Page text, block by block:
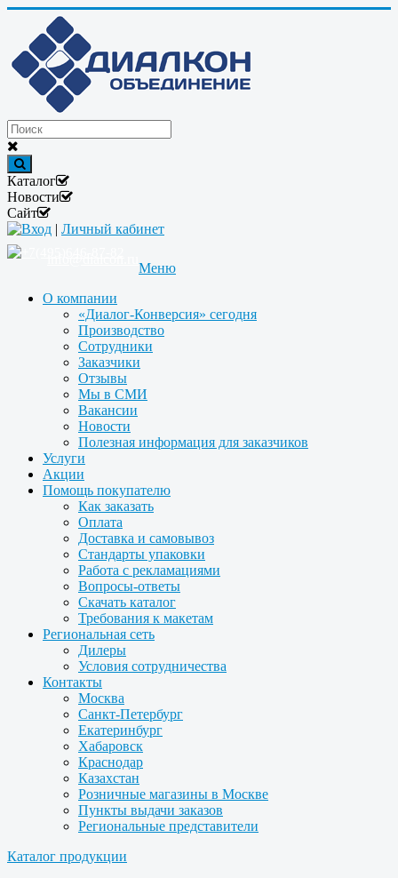
Каталог
Новости
Сайт
Вход | Личный кабинет
Меню
О компании
«Диалог-Конверсия» сегодня
Производство
Сотрудники
Заказчики
Отзывы
Мы в СМИ
Вакансии
Новости
Полезная информация для заказчиков
Услуги
Акции
Помощь покупателю
Как заказать
Оплата
Доставка и самовывоз
Стандарты упаковки
Работа с рекламациями
Вопросы-ответы
Скачать каталог
Требования к макетам
Региональная сеть
Дилеры
Условия сотрудничества
Контакты
Москва
Санкт-Петербург
Екатеринбург
Хабаровск
Краснодар
Казахстан
Розничные магазины в Москве
Пункты выдачи заказов
Региональные представители
Каталог продукции